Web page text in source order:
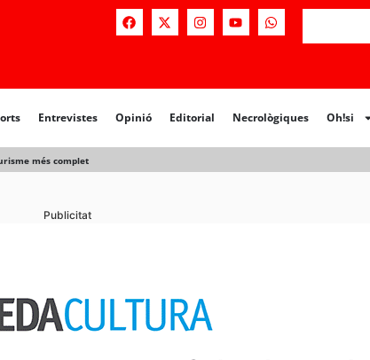
Entrevistes Opinió Editorial Necrològiques Oh!si
més complet
Opinió Editorial Necrològiques
Publicitat